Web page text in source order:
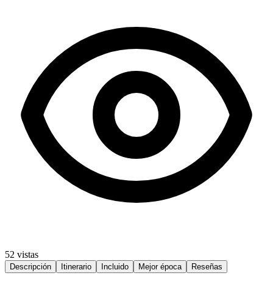
52 vistas
Descripción Itinerario Incluido Mejor época Reseñas